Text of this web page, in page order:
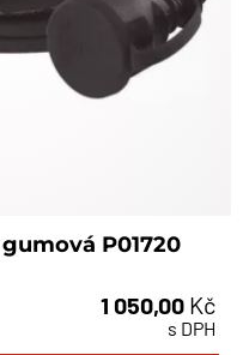
P01720
1 050,00 Kč
s DPH